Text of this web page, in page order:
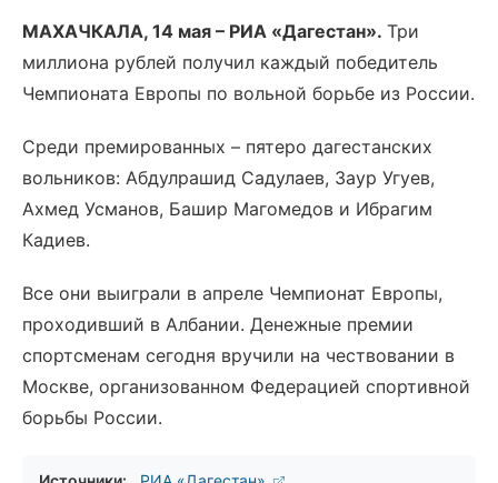
МАХАЧКАЛА, 14 мая – РИА «Дагестан». Три
миллиона рублей получил каждый победитель
Чемпионата Европы по вольной борьбе из России.
Среди премированных – пятеро дагестанских
вольников: Абдулрашид Садулаев, Заур Угуев,
Ахмед Усманов, Башир Магомедов и Ибрагим
Кадиев.
Все они выиграли в апреле Чемпионат Европы,
проходивший в Албании. Денежные премии
спортсменам сегодня вручили на чествовании в
Москве, организованном Федерацией спортивной
борьбы России.